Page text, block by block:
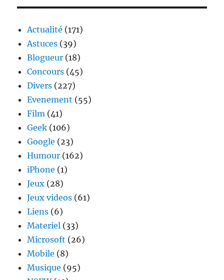
Actualité (171)
Astuces (39)
Blogueur (18)
Concours (45)
Divers (227)
Evenement (55)
Film (41)
Geek (106)
Google (23)
Humour (162)
iPhone (1)
Jeux (28)
Jeux videos (61)
Liens (6)
Materiel (33)
Microsoft (26)
Mobile (8)
Musique (95)